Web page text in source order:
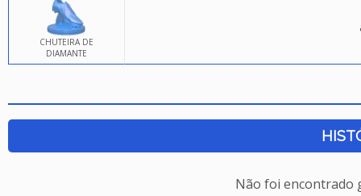
CHUTEIRA DE
DIAMANTE
Não foi encontrado